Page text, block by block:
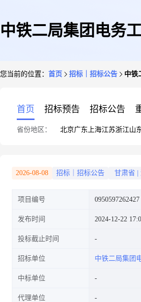
中铁二局集团电务
您当前的位置： 首页 招标｜招标公告 中铁
首页 招标预告 招标公告
省份地区： 北京广东 上海江苏浙江山
2026-08-08 招标｜招标公告 甘肃省
项目编号 0950597262427
发布时间 2024-12-22
投标截止时间
招标单位 中铁二局集团
中标单位
代理单位